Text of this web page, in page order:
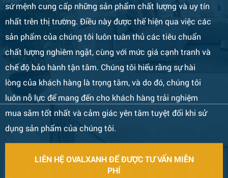
Bàn Ghế 132
sứ mệnh cung cấp những sản phẩm chất lượng và uy tín
nhất trên thị trường. Điều này được thể hiện qua việc các
sản phẩm của chúng tôi luôn tuân thủ các tiêu chuẩn
chất lượng nghiêm ngặt, cùng với mức giá cạnh tranh và
chế độ bảo hành tận tâm. Chúng tôi hiểu rằng sự hài
lòng của khách hàng là trọng tâm, và do đó, chúng tôi
luôn nỗ lực để mang đến cho khách hàng trải nghiệm
mua sắm tốt nhất và cảm giác yên tâm tuyệt đối khi sử
dụng sản phẩm của chúng tôi.
LIÊN HỆ OVALXANH ĐỂ ĐƯỢC TƯ VẤN MIỄN
PHÍ